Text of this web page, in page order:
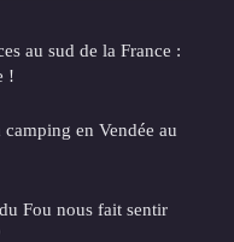
au sud de la France :
!
en Vendée au
Fou nous fait sentir